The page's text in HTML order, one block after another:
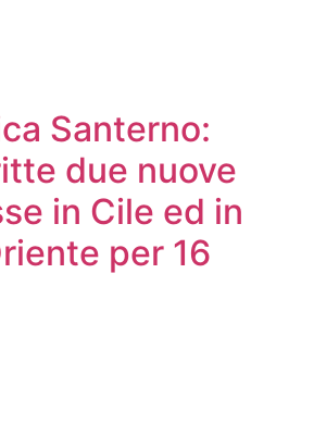
Santerno:
due nuove
in Cile ed in
per 16